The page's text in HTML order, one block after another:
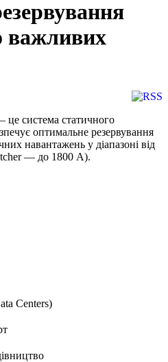
важливих
це система статичного
оптимальне резервування
навантажень у діапазоні від
— до 1800 А).
Centers)